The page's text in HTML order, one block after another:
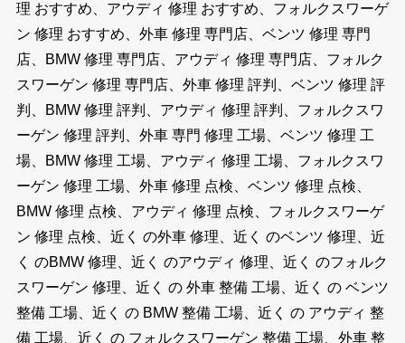
理 おすすめ、アウディ 修理 おすすめ、フォルクスワーゲ
ン 修理 おすすめ、外車 修理 専門店、ベンツ 修理 専門
店、BMW 修理 専門店、アウディ 修理 専門店、フォルク
スワーゲン 修理 専門店、外車 修理 評判、ベンツ 修理 評
判、BMW 修理 評判、アウディ 修理 評判、フォルクスワ
ーゲン 修理 評判、外車 専門 修理 工場、ベンツ 修理 工
場、BMW 修理 工場、アウディ 修理 工場、フォルクスワ
ーゲン 修理 工場、外車 修理 点検、ベンツ 修理 点検、
BMW 修理 点検、アウディ 修理 点検、フォルクスワーゲ
ン 修理 点検、近く の外車 修理、近く のベンツ 修理、近
く のBMW 修理、近く のアウディ 修理、近く のフォルク
スワーゲン 修理、近く の 外車 整備 工場、近く の ベンツ
整備 工場、近く の BMW 整備 工場、近く の アウディ 整
備 工場、近く の フォルクスワーゲン 整備 工場、外車 整